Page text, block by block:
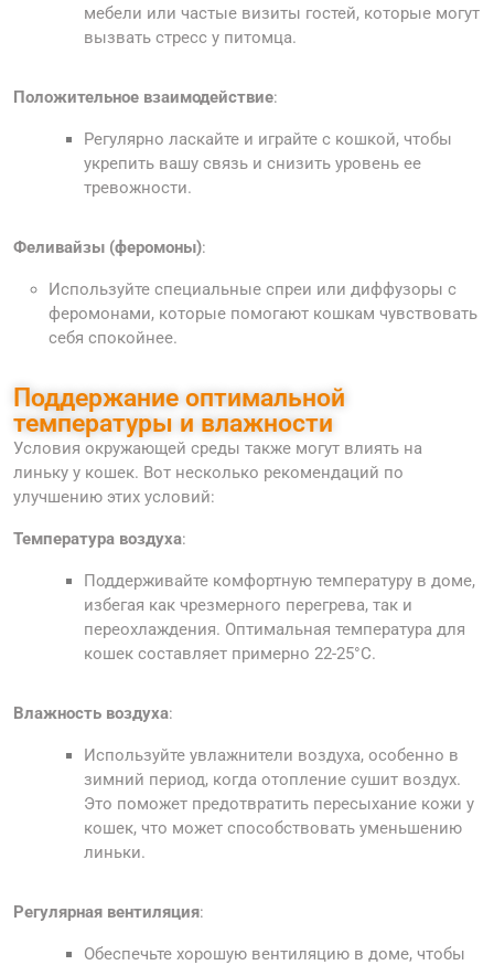
мебели или частые визиты гостей, которые могут
вызвать стресс у питомца.
Положительное взаимодействие:
Регулярно ласкайте и играйте с кошкой, чтобы
укрепить вашу связь и снизить уровень ее
тревожности.
Феливайзы (феромоны):
Используйте специальные спреи или диффузоры с
феромонами, которые помогают кошкам чувствовать
себя спокойнее.
Поддержание оптимальной
температуры и влажности
Условия окружающей среды также могут влиять на
линьку у кошек. Вот несколько рекомендаций по
улучшению этих условий:
Температура воздуха:
Поддерживайте комфортную температуру в доме,
избегая как чрезмерного перегрева, так и
переохлаждения. Оптимальная температура для
кошек составляет примерно 22-25°C.
Влажность воздуха:
Используйте увлажнители воздуха, особенно в
зимний период, когда отопление сушит воздух.
Это поможет предотвратить пересыхание кожи у
кошек, что может способствовать уменьшению
линьки.
Регулярная вентиляция:
Обеспечьте хорошую вентиляцию в доме, чтобы